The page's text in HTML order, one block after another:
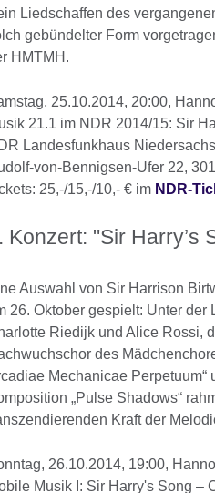
Liedschaffen des
gebündelter Form
HMTMH.
25.10.2014, 20:00,
21.1 im NDR 2014/15: Sir
Landesfunkhaus
von-Bennigsen-Ufer 22,
25,-/15,-/10,- € im NDR-
Konzert: "Sir Harry’s
Auswahl von Sir Harrison
26. Oktober gespielt: Unter
Riedijk und Alice Rossi,
des
Mechanicae
„Pulse Shadows“
Kraft der
26.10.2014, 19:00,
Musik I: Sir Harry's Song –